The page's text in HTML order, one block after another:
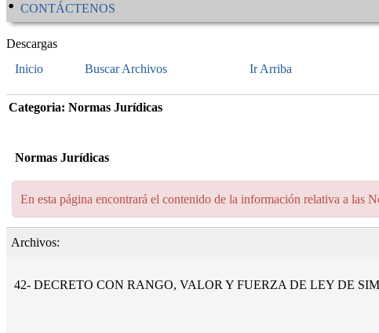
CONTÁCTENOS
Descargas
Inicio
Buscar Archivos Ir Arriba
Categoria: Normas Jurídicas
Normas Jurídicas
En esta página encontrará el contenido de la información relativa a las
Archivos:
42- DECRETO CON RANGO, VALOR Y FUERZA DE LEY DE